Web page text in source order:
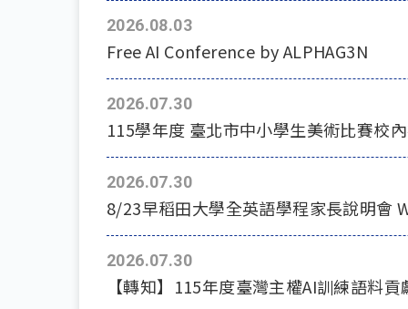
2026.08.03
Free AI Conference by ALPHAG3N
2026.07.30
115學年度 臺北市中小學生美術比賽校
2026.07.30
8/23早稻田大學全英語學程家長說明
2026.07.30
【轉知】115年度臺灣主權AI訓練語料